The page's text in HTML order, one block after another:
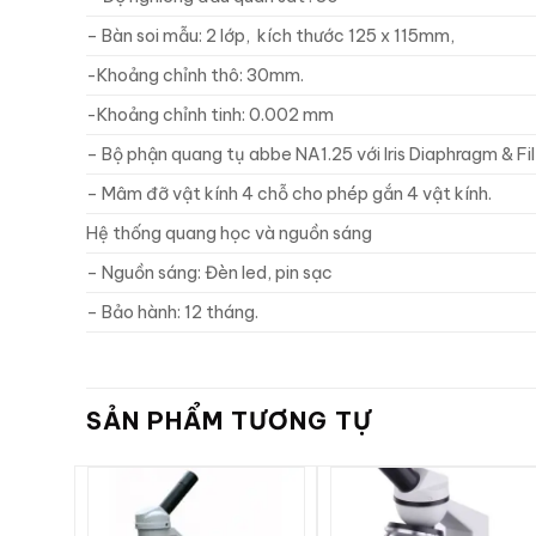
– Bàn soi mẫu: 2 lớp, kích thước 125 x 115mm,
-Khoảng chỉnh thô: 30mm.
-Khoảng chỉnh tinh: 0.002 mm
– Bộ phận quang tụ abbe NA1.25 với lris Diaphragm &
– Mâm đỡ vật kính 4 chỗ cho phép gắn 4 vật kính.
Hệ thống quang học và nguồn sáng
– Nguồn sáng: Đèn led, pin sạc
– Bảo hành: 12 tháng.
SẢN PHẨM TƯƠNG TỰ